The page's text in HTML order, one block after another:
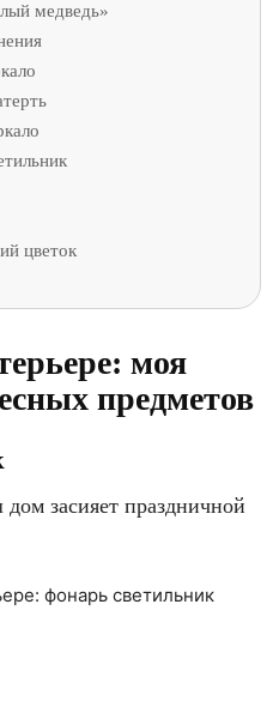
медведь»
цветок
моя
предметов
засияет праздничной